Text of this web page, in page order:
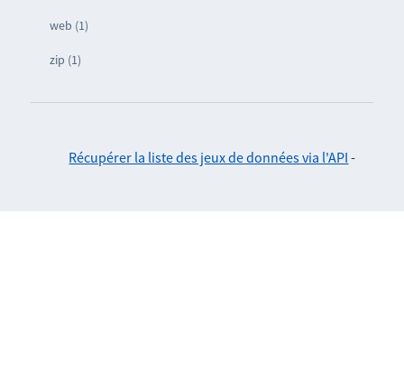
web (1)
zip (1)
Récupérer la liste des jeux de données via l'API -